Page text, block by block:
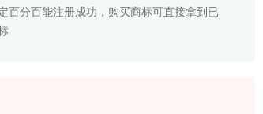
百分百能注册成功，购买商标可直接拿到已